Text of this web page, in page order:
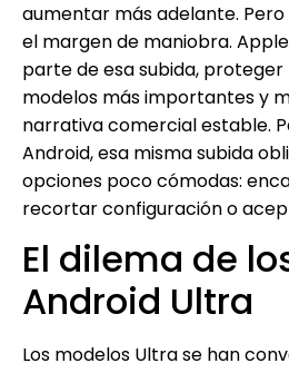
aumentar más adelante.
el margen de maniobra.
parte de esa subida, proteger
modelos más importantes y
narrativa comercial estable.
Android, esa misma subida
opciones poco cómodas:
recortar configuración o
El dilema de
Android Ultra
Los modelos Ultra se han